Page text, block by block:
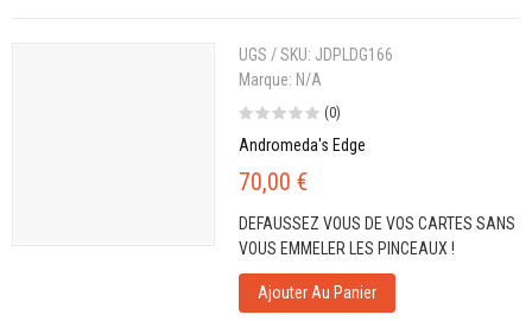
UGS / SKU: JDPLDG166
Marque: N/A
(0)
Andromeda's Edge
70,00 €
DEFAUSSEZ VOUS DE VOS CARTES SANS
VOUS EMMELER LES PINCEAUX !
Ajouter Au Panier